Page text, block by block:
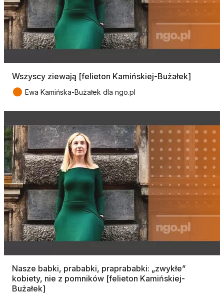
Wszyscy ziewają [felieton Kamińskiej-Bużałek]
● Ewa Kamińska-Bużałek dla ngo.pl
Nasze babki, prababki, praprababki: „zwykłe”
kobiety, nie z pomników [felieton Kamińskiej-
Bużałek]